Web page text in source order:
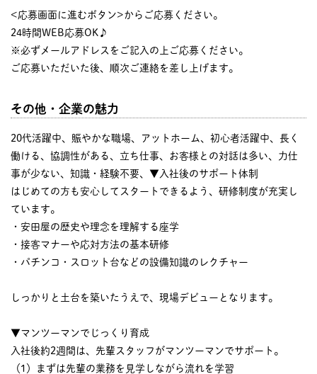
<応募画面に進むボタン>からご応募ください。
24時間WEB応募OK♪
※必ずメールアドレスをご記入の上ご応募ください。
ご応募いただいた後、順次ご連絡を差し上げます。
その他・企業の魅力
20代活躍中、賑やかな職場、アットホーム、初心者活躍中、長く
働ける、協調性がある、立ち仕事、お客様との対話は多い、力仕
事が少ない、知識・経験不要、▼入社後のサポート体制
はじめての方も安心してスタートできるよう、研修制度が充実し
ています。
・安田屋の歴史や理念を理解する座学
・接客マナーや応対方法の基本研修
・パチンコ・スロット台などの設備知識のレクチャー
しっかりと土台を築いたうえで、現場デビューとなります。
▼マンツーマンでじっくり育成
入社後約2週間は、先輩スタッフがマンツーマンでサポート。
（1）まずは先輩の業務を見学しながら流れを学習